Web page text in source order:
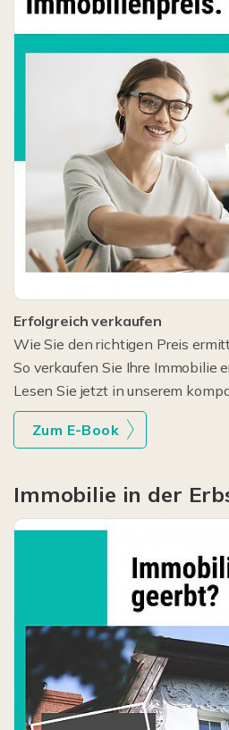
Erfolgreich verkaufen
Wie Sie den richtigen Preis
So verkaufen Sie Ihre Immobilie
Lesen Sie jetzt in unserem
Zum E-Book
Immobilie in der